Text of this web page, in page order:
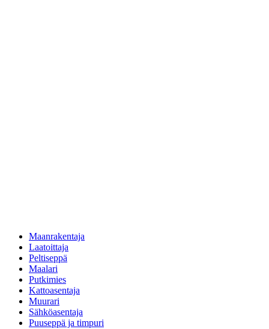
Maanrakentaja
Laatoittaja
Peltiseppä
Maalari
Putkimies
Kattoasentaja
Muurari
Sähköasentaja
Puuseppä ja timpuri